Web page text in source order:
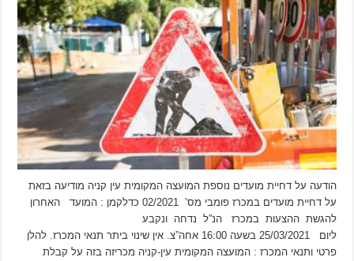
הודעה על דחיית מועדים נוספת המועצה המקומית עין קניה מודיעה בזאת
על דחיית מועדים במכרז פומבי מס’ 02/2021 כדלקמן : המועד האחרון
להגשת ההצעות במכרז הנ”ל נדחה ונקבע
ליום 25/03/2021 בשעה 16:00 אחה”צ. אין שינוי ביתר תנאי המכרז. להלן
פרטי ותנאי המכרז : המועצה המקומית עין-קניה מכריזה בזה על קבלת